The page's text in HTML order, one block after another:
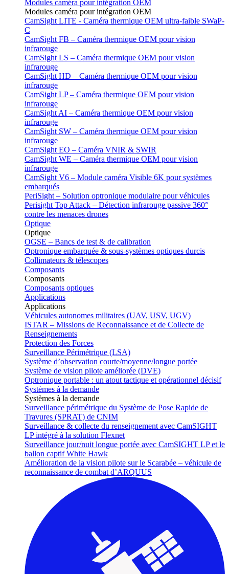
Modules caméra pour intégration OEM
Modules caméra pour intégration OEM
CamSight LITE - Caméra thermique OEM ultra-faible SWaP-
C
CamSight FB – Caméra thermique OEM pour vision
infrarouge
CamSight LS – Caméra thermique OEM pour vision
infrarouge
CamSight HD – Caméra thermique OEM pour vision
infrarouge
CamSight LP – Caméra thermique OEM pour vision
infrarouge
CamSight AI – Caméra thermique OEM pour vision
infrarouge
CamSight SW – Caméra thermique OEM pour vision
infrarouge
CamSight EO – Caméra VNIR & SWIR
CamSight WE – Caméra thermique OEM pour vision
infrarouge
CamSight V6 – Module caméra Visible 6K pour systèmes
embarqués
PeriSight – Solution optronique modulaire pour véhicules
Perisight Top Attack – Détection infrarouge passive 360°
contre les menaces drones
Optique
Optique
OGSE – Bancs de test & de calibration
Optronique embarquée & sous-systèmes optiques durcis
Collimateurs & télescopes
Composants
Composants
Composants optiques
Applications
Applications
Véhicules autonomes militaires (UAV, USV, UGV)
ISTAR – Missions de Reconnaissance et de Collecte de
Renseignements
Protection des Forces
Surveillance Périmétrique (LSA)
Système d’observation courte/moyenne/longue portée
Système de vision pilote améliorée (DVE)
Optronique portable : un atout tactique et opérationnel décisif
Systèmes à la demande
Systèmes à la demande
Surveillance périmétrique du Système de Pose Rapide de
Travures (SPRAT) de CNIM
Surveillance & collecte du renseignement avec CamSIGHT
LP intégré à la solution Flexnet
Surveillance jour/nuit longue portée avec CamSIGHT LP et le
ballon captif White Hawk
Amélioration de la vision pilote sur le Scarabée – véhicule de
reconnaissance de combat d’ARQUUS